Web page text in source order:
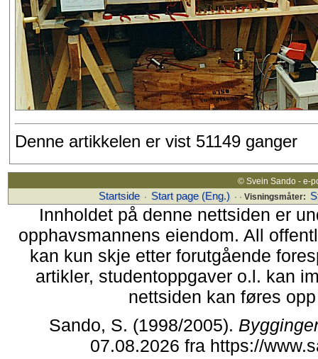
Denne artikkelen er vist 51149 ganger
© Svein Sando - e-
Startside · Start page (Eng.) · · Visningsmåter:
Innholdet på denne nettsiden er
opphavsmannens eiendom. All
kan kun skje etter forutgående
artikler, studentoppgaver o.l. kan
nettsiden kan føres
Sando, S. (1998/2005).
07.08.2026 fra https://